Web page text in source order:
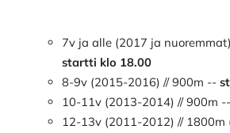
7v ja alle (2017 ja
startti klo 18.00
8-9v (2015-2016) // 900m --
10-11v (2013-2014) // 900m --
12-13v (2011-2012) // 1800m